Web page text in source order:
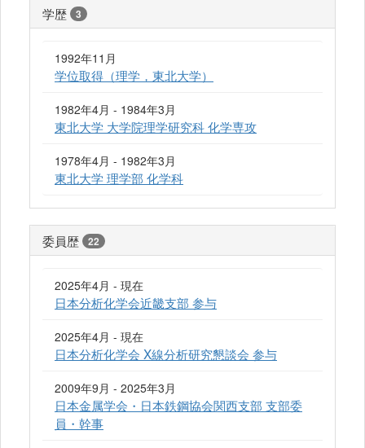
学歴 3
1992年11月
学位取得（理学，東北大学）
1982年4月 - 1984年3月
東北大学 大学院理学研究科 化学専攻
1978年4月 - 1982年3月
東北大学 理学部 化学科
委員歴 22
2025年4月 - 現在
日本分析化学会近畿支部 参与
2025年4月 - 現在
日本分析化学会 X線分析研究懇談会 参与
2009年9月 - 2025年3月
日本金属学会・日本鉄鋼協会関西支部 支部委
員・幹事